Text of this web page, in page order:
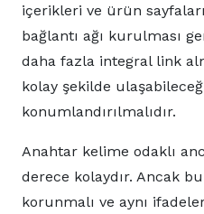
içerikleri ve ürün
bağlantı ağı kurulması
daha fazla integral link
kolay şekilde
konumlandırılmalıdır.
Anahtar kelime odaklı
derece kolaydır. Ancak
korunmalı ve aynı